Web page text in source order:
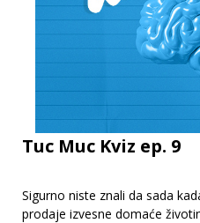
Tuc Muc Kviz ep. 9
Sigurno niste znali da sada
prodaje izvesne domaće